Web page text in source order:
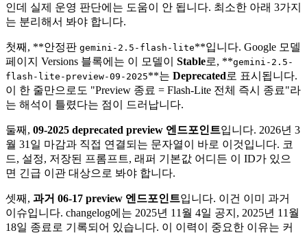
인데 실제 운영 판단에는 도움이 안 됩니다. 최소한 아래 3가지
는 분리해서 봐야 합니다.
첫째, **안정판 gemini-2.5-flash-lite**입니다. Google 모델
페이지 Versions 블록에는 이 모델이 Stable로, **gemini-2.5-
flash-lite-preview-09-2025**는 Deprecated로 표시됩니다.
이 한 줄만으로도 "Preview 종료 = Flash-Lite 전체 즉시 종료"라
는 해석이 틀렸다는 점이 드러납니다.
둘째, 09-2025 deprecated preview 엔드포인트입니다. 2026년 3
월 31일 마감과 직접 연결되는 문자열이 바로 이것입니다. 코
드, 설정, 저장된 프롬프트, 래퍼 기본값 어디든 이 ID가 있으
면 긴급 이관 대상으로 봐야 합니다.
셋째, 과거 06-17 preview 엔드포인트입니다. 이건 이미 과거
이슈입니다. changelog에는 2025년 11월 4일 공지, 2025년 11월
18일 종료로 기록되어 있습니다. 이 이력이 중요한 이유는 커